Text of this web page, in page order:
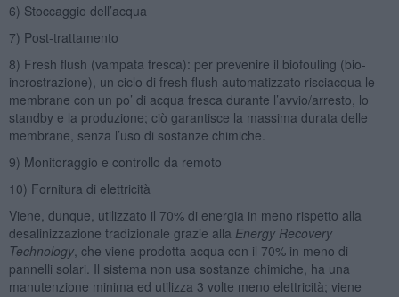
6) Stoccaggio dell’acqua
7) Post-trattamento
8) Fresh flush (vampata fresca): per prevenire il biofouling (bio-
incrostrazione), un ciclo di fresh flush automatizzato risciacqua le
membrane con un po’ di acqua fresca durante l’avvio/arresto, lo
standby e la produzione; ciò garantisce la massima durata delle
membrane, senza l’uso di sostanze chimiche.
9) Monitoraggio e controllo da remoto
10) Fornitura di elettricità
Viene, dunque, utilizzato il 70% di energia in meno rispetto alla
desalinizzazione tradizionale grazie alla Energy Recovery
Technology, che viene prodotta acqua con il 70% in meno di
pannelli solari. Il sistema non usa sostanze chimiche, ha una
manutenzione minima ed utilizza 3 volte meno elettricità; viene